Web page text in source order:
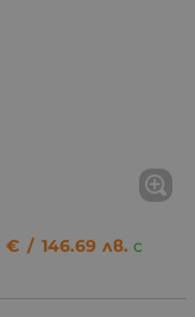
€ / 146.69 лв. с